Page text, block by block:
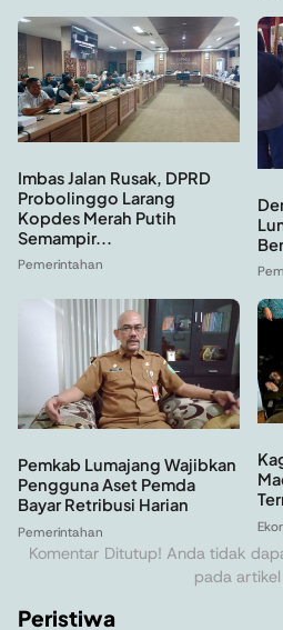
Imbas Jalan Rusak, DPRD
Probolinggo Larang
Kopdes Merah Putih
Semampir...
Pemerintahan
Pemkab Lumajang Wajibkan
Pengguna Aset Pemda
Bayar Retribusi Harian
Pemerintahan
Komentar Ditutup! Anda tidak
pada artikel
Peristiwa